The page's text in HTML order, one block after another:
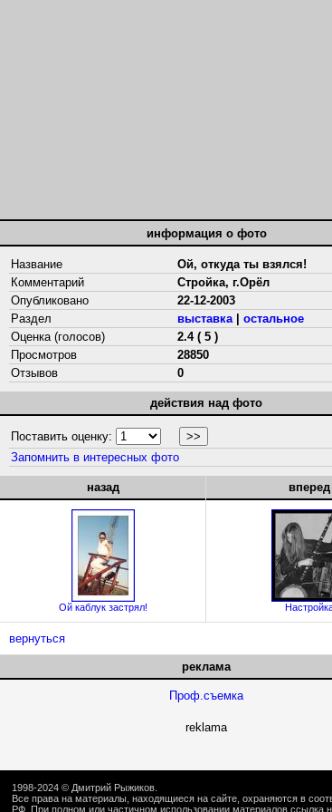
информация о фото
Название
Ой, откуда ты взялся!
Комментарий
Стройка, г.Орёл
Опубликовано
22-12-2003
Раздел
выставка| остальное
Оценка (голосов)
2.4 ( 5 )
Просмотров
28850
Отзывов
0
действия над фото
Поставить оценку:
Запомнить в интересных фото
назад
Ой каблук застрял!
вперед
вернуться
реклама
Проф.съемка
reklama
1998-2024 © Дмитрий Рыжиков
Все права на материалы, находящиеся на сайте, охраняются в
РФ. При полном или частичном использовании материалов ссылка